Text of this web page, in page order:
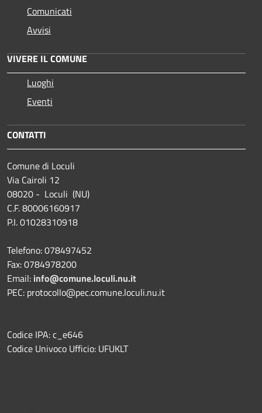
Comunicati
Avvisi
VIVERE IL COMUNE
Luoghi
Eventi
CONTATTI
Comune di Loculi
Via Cairoli 12
08020 - Loculi (NU)
C.F. 80006160917
P.I. 01028310918
Telefono: 078497452
Fax: 0784978200
Email: info@comune.loculi.nu.it
PEC: protocollo@pec.comune.loculi.nu.it
Codice IPA: c_e646
Codice Univoco Ufficio: UFUKLT